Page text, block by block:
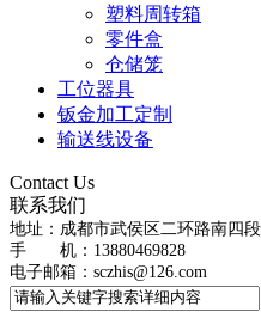
塑料周转箱
零件盒
仓储笼
工位器具
钣金加工定制
输送线设备
Contact Us
联系我们
地址： 成都市武侯区二环路南四
手 机：13880469828
电子邮箱： sczhis@126.com